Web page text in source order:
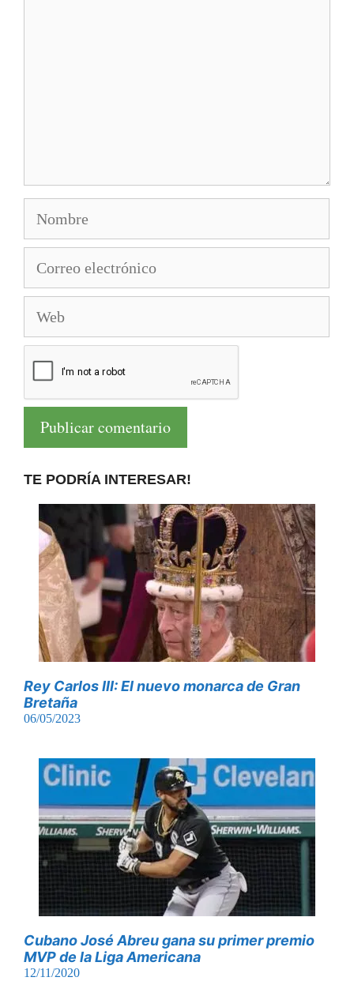
electrónico
TE PODRÍA INTERESAR!
Rey Carlos III: El nuevo monarca de Gran
Bretaña
06/05/2023
Cubano José Abreu gana su primer premio
MVP de la Liga Americana
12/11/2020